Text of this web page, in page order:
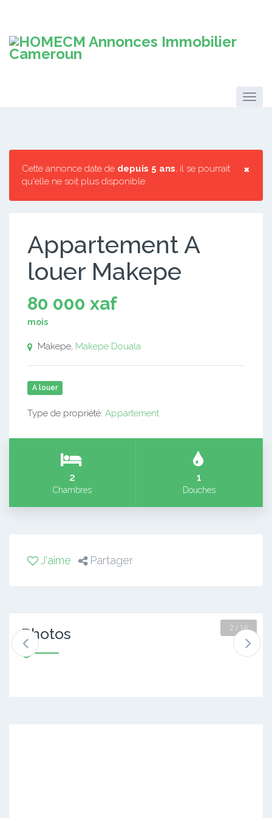
×
Cette annonce date de depuis 5 ans, il se pourrait
qu'elle ne soit plus disponible.
Appartement A
louer Makepe
80 000 xaf
mois
Makepe, Makepe Douala
A louer
Type de propriété: Appartement
2
Chambres
1
Douches
J'aime Partager
Photos 2 / 16